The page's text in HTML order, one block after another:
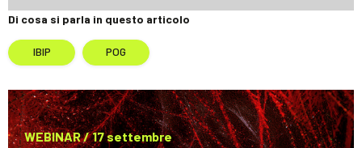
Di cosa si parla in questo articolo
IBIP POG
WEBINAR / 17 settembre